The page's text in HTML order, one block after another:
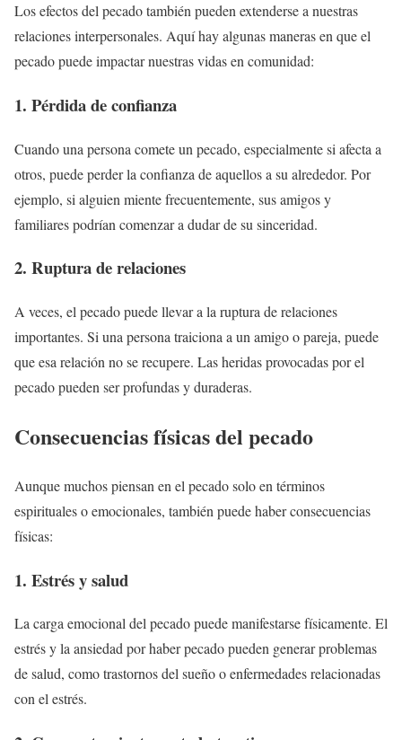
Los efectos del pecado también pueden extenderse a nuestras
relaciones interpersonales. Aquí hay algunas maneras en que el
pecado puede impactar nuestras vidas en comunidad:
1. Pérdida de confianza
Cuando una persona comete un pecado, especialmente si afecta a
otros, puede perder la confianza de aquellos a su alrededor. Por
ejemplo, si alguien miente frecuentemente, sus amigos y
familiares podrían comenzar a dudar de su sinceridad.
2. Ruptura de relaciones
A veces, el pecado puede llevar a la ruptura de relaciones
importantes. Si una persona traiciona a un amigo o pareja, puede
que esa relación no se recupere. Las heridas provocadas por el
pecado pueden ser profundas y duraderas.
Consecuencias físicas del pecado
Aunque muchos piensan en el pecado solo en términos
espirituales o emocionales, también puede haber consecuencias
físicas:
1. Estrés y salud
La carga emocional del pecado puede manifestarse físicamente. El
estrés y la ansiedad por haber pecado pueden generar problemas
de salud, como trastornos del sueño o enfermedades relacionadas
con el estrés.